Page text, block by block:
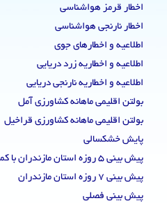
اخطار قرمز هواشناسی
اخطار نارنجی هواشناسی
اطلاعیه و اخطارهای جوی
اطلاعیه و اخطاریه زرد دریایی
اطلاعیه و اخطاریه نارنجی دریایی
بولتن اقلیمی ماهانه کشاورزی آمل
بولتن اقلیمی ماهانه کشاورزی قراخیل
پایش خشکسالی
پیش بینی 5 روزه استان مازندران با کمینه و بیشینه دما
پیش بینی 7 روزه استان مازندران
پیش بینی فصلی